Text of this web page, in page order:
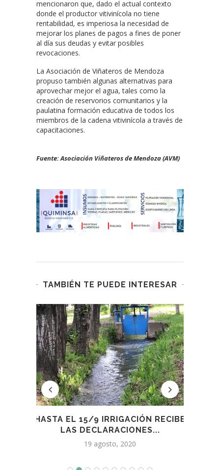
mencionaron que, dado el actual contexto
donde el productor vitivinícola no tiene
rentabilidad, es imperiosa la necesidad de
mejorar los planes de pagos a fines de poner
al día sus deudas y evitar posibles
revocaciones.
La Asociación de Viñateros de Mendoza
propuso también algunas alternativas para
aprovechar mejor el agua, tales como la
creación de reservorios comunitarios y la
paulatina formación educativa de todos los
miembros de la cadena vitivinícola a través de
capacitaciones.
Fuente: Asociación Viñateros de Mendoza (AVM)
TAMBIÉN TE PUEDE INTERESAR
HASTA EL 15/9 IRRIGACIÓN RECIBE
LAS DECLARACIONES...
19 agosto, 2020